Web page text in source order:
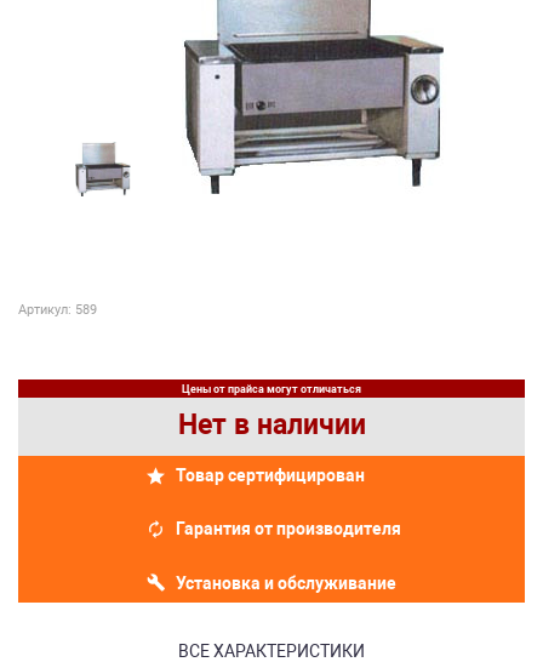
Артикул: 589
Цены от прайса могут отличаться
Нет в наличии
Товар сертифицирован
Гарантия от производителя
Установка и обслуживание
ВСЕ ХАРАКТЕРИСТИКИ